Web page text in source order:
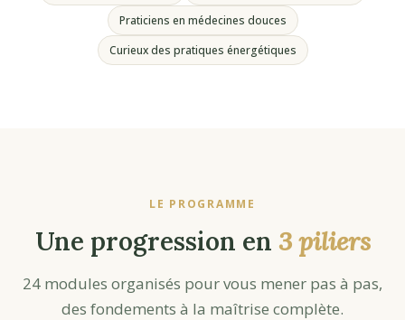
Praticiens en médecines douces
Curieux des pratiques énergétiques
LE PROGRAMME
Une progression en 3 piliers
24 modules organisés pour vous mener pas à pas,
des fondements à la maîtrise complète.